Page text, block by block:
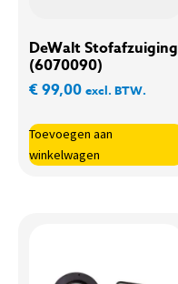
DeWalt Stofafzuiging
(6070090)
€99,00 excl. BTW.
Toevoegen aan
winkelwagen